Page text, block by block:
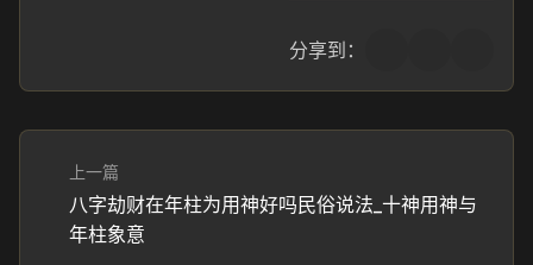
分享到：
上一篇
八字劫财在年柱为用神好吗民俗说法_十神用神与
年柱象意